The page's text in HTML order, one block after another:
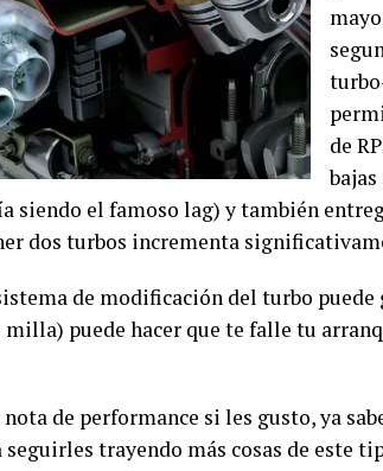
de
siendo el famoso lag) y también
dos turbos incrementa
de modificación del turbo puede
milla) puede hacer que te falle tu
de performance si les gusto, ya
trayendo más cosas de este